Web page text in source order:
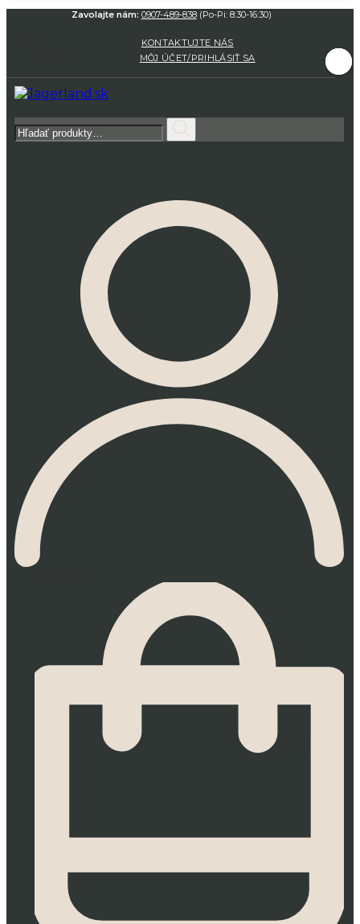
Zavolajte nám: 0907-489-838(Po-Pi: 8:30-16:30)
KONTAKTUJTE NÁS
MÔJ ÚČET/PRIHLÁSIŤ SA
Hľadať: